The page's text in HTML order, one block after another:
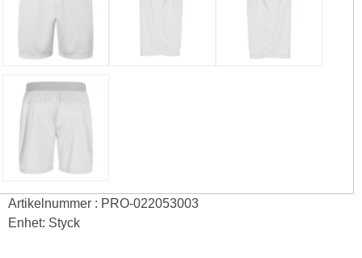
Artikelnummer : PRO-022053003
Enhet: Styck